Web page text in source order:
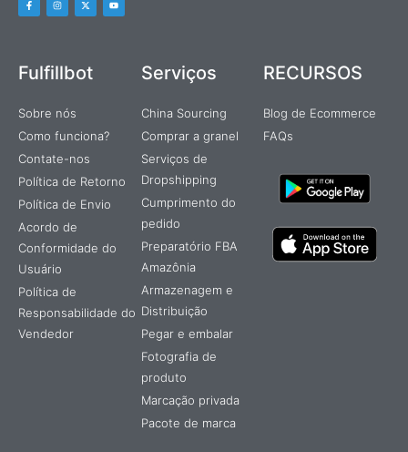
Fulfillbot
Sobre nós
Como funciona?
Contate-nos
Política de Retorno
Política de Envio
Acordo de
Conformidade do
Usuário
Política de
Responsabilidade do
Vendedor
Serviços
China Sourcing
Comprar a granel
Serviços de
Dropshipping
Cumprimento do
pedido
Preparatório FBA
Amazônia
Armazenagem e
Distribuição
Pegar e embalar
Fotografia de
produto
Marcação privada
Pacote de marca
RECURSOS
Blog de Ecommerce
FAQs